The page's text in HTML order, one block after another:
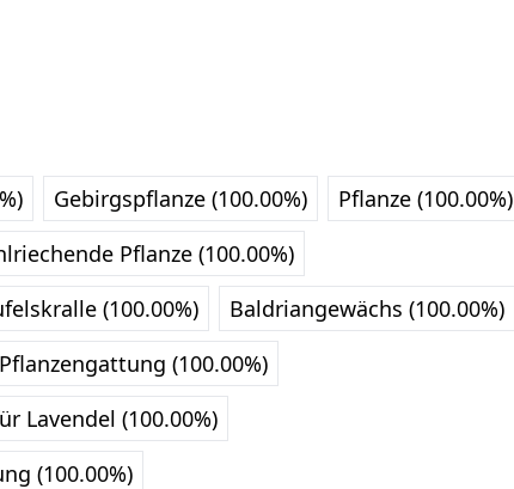
Gebirgspflanze (100.00%)
Pflanze (100.00%)
Pflanze (100.00%)
(100.00%)
Baldriangewächs (100.00%)
Pflanzengattung (100.00%)
Lavendel (100.00%)
(100.00%)